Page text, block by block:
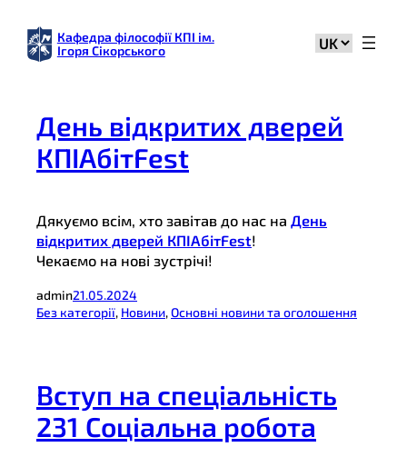
вмісту
Кафедра філософії КПІ ім.
Ігоря Сікорського
Вибрати
День відкритих дверей
КПІАбітFest
Дякуємо всім, хто завітав до нас на День
відкритих дверей КПІАбітFest!
Чекаємо на нові зустрічі!
admin21.05.2024
Без категорії, Новини, Основні новини та оголошення
Вступ на спеціальність
231 Соціальна робота